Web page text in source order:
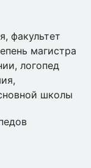
факультет
магистра
логопед
школы